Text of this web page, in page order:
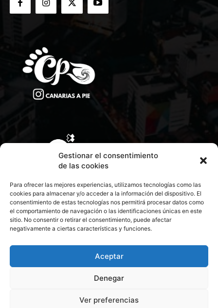
Gestionar el consentimiento
de las cookies
Para ofrecer las mejores experiencias, utilizamos tecnologías como las
cookies para almacenar y/o acceder a la información del dispositivo. El
consentimiento de estas tecnologías nos permitirá procesar datos como
el comportamiento de navegación o las identificaciones únicas en este
sitio. No consentir o retirar el consentimiento, puede afectar
negativamente a ciertas características y funciones.
Aceptar
Denegar
Ver preferencias
CONTACTA CON NOSOTROS